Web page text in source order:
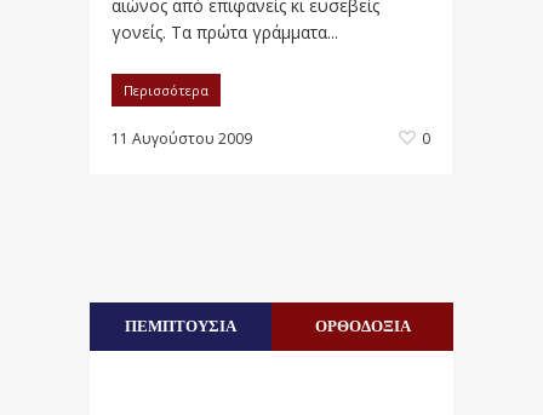
αιώνος από επιφανείς κι ευσεβείς
γονείς. Τα πρώτα γράμματα...
Περισσότερα
11 Αυγούστου 2009 0
ΠΕΜΠΤΟΥΣΙΑ ΟΡΘΟΔΟΞΙΑ